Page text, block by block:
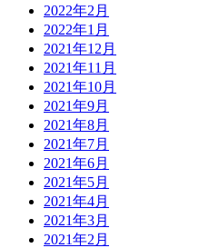
2022年2月
2022年1月
2021年12月
2021年11月
2021年10月
2021年9月
2021年8月
2021年7月
2021年6月
2021年5月
2021年4月
2021年3月
2021年2月